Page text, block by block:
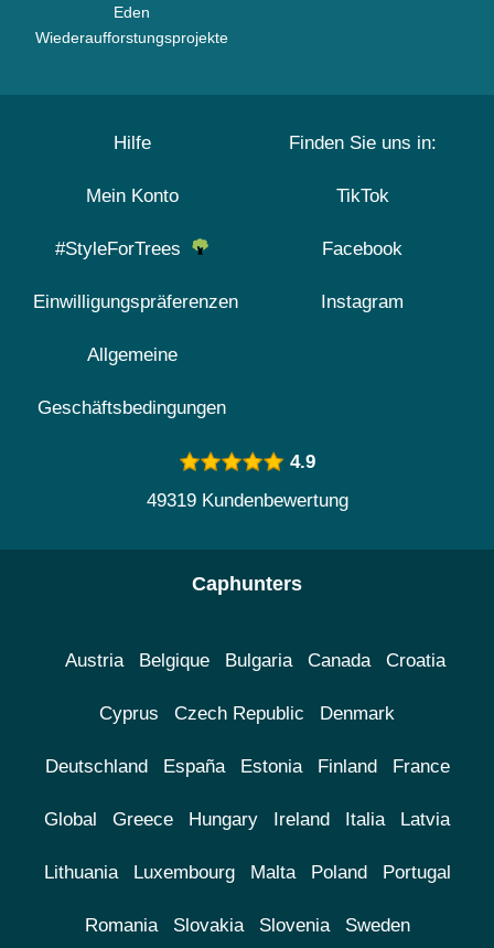
Eden
Wiederaufforstungsprojekte
Hilfe
Mein Konto
#StyleForTrees
Einwilligungspräferenzen
Allgemeine
Geschäftsbedingungen
Finden Sie uns in:
TikTok
Facebook
Instagram
4.9
49319 Kundenbewertung
Caphunters
Austria Belgique Bulgaria Canada Croatia
Cyprus Czech Republic Denmark
Deutschland España Estonia Finland France
Global Greece Hungary Ireland Italia Latvia
Lithuania Luxembourg Malta Poland Portugal
Romania Slovakia Slovenia Sweden